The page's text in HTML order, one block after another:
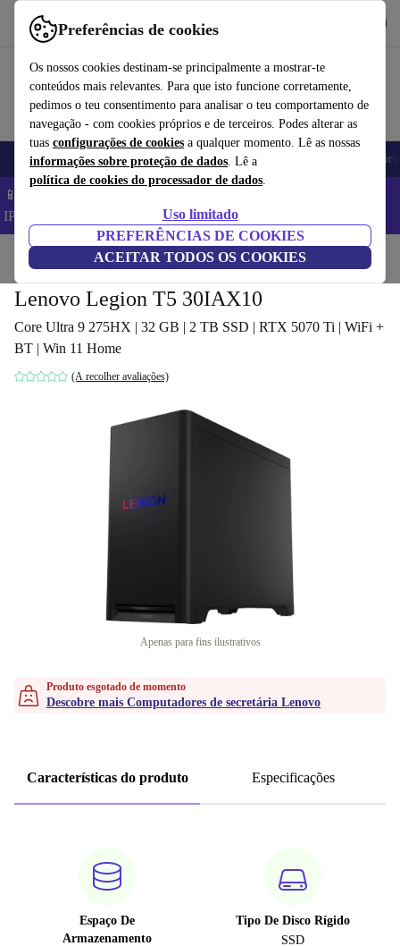
Preferências de cookies
Os nossos cookies destinam-se principalmente a mostrar-te
conteúdos mais relevantes. Para que isto funcione corretamente,
pedimos o teu consentimento para analisar o teu comportamento de
navegação - com cookies próprios e de terceiros. Podes alterar as
tuas configurações de cookies a qualquer momento. Lê as nossas
informações sobre proteção de dados. Lê a
política de cookies do processador de dados.
Uso limitado
PREFERÊNCIAS DE COOKIES
ACEITAR TODOS OS COOKIES
Use o refurbed de forma rápida e fácil
Telemóveis Computadores Portáteis Tablets
📱 Poupa 5% EXTRA em todos os iPhones – Código:
IPHONEDEAL –
Início PCs de secretária Computadores de secretária Lenovo
Lenovo Legion T5 30IAX10
Core Ultra 9 275HX | 32 GB | 2 TB SSD | RTX 5070 Ti | WiFi +
BT | Win 11 Home
(A recolher avaliações)
Apenas para fins ilustrativos
Produto esgotado de momento
Descobre mais Computadores de secretária Lenovo
Características do produto Especificações
Espaço De
Armazenamento
Tipo De Disco Rígido
SSD